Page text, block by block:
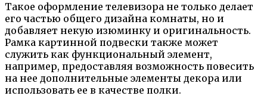
Такое оформление телевизора не только делает
его частью общего дизайна комнаты, но и
добавляет некую изюминку и оригинальность.
Рамка картинной подвески также может
служить как функциональный элемент,
например, предоставляя возможность повесить
на нее дополнительные элементы декора или
использовать ее в качестве полки.